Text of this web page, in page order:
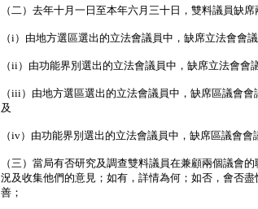
（二）去年十月一日至本年六月三十日，雙料議員缺
（i）由地方選區選出的立法會議員中，缺席立法會會
（ii）由功能界別選出的立法會議員中，缺席立法會會
（iii）由地方選區選出的立法會議員中，缺席區議會
及
（iv）由功能界別選出的立法會議員中，缺席區議會
（三）當局有否研究及調查雙料議員在兼顧兩個議會
況及收集他們的意見；如有，詳情為何；如否，會否
善；